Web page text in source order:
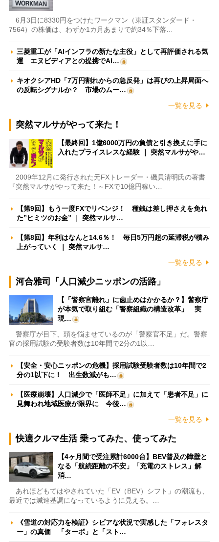
6月3日に8330円をつけたワークマン（東証スタンダード・
7564）の株価は、わずか1カ月あまりで約34％下落…
三菱重工が「AIインフラの新たな主役」として再評価される気
運 エヌビディアとの提携でAI…
キオクシアHD「7万円割れからの急反発」は再びの上昇局面へ
の反転シグナルか？ 市場のムー…
一覧を見る
突然マルサがやって来た！
【最終回】1億6000万円の負債と引き換えに手に
入れたプライスレスな経験 ｜ 突然マルサがや…
2009年12月に発行された元FXトレーダー・磯貝清明氏の著書
『突然マルサがやって来た！～FXで10億円稼い…
【第9回】もう一度FXでリベンジ！ 種銭は差し押さえを免れ
た”ヒミツのお金” ｜ 突然マルサ…
【第8回】年利はなんと14.6％！ 毎日5万円超の延滞税が積み
上がっていく ｜ 突然マルサ…
一覧を見る
河合雅司「人口減少ニッポンの活路」
【「警察官離れ」に歯止めはかかるか？】警察庁
が本気で取り組む「警察組織の構造改革」 実
現…
警察庁が目下、頭を悩ませているのが「警察官不足」だ。警察
官の採用試験の受験者数は10年間で2分の1以…
【安全・安心ニッポンの危機】採用試験受験者数は10年間で2
分の1以下に！ 出生数減がも…
【医療崩壊】人口減少で「医師不足」に加えて「患者不足」に
見舞われ地域医療が限界に 今後…
一覧を見る
快適クルマ生活 乗ってみた、使ってみた
【4ヶ月間で受注累計6000台】BEV普及の障壁と
なる「航続距離の不安」「充電のストレス」解
消…
あれほどもてはやされていた「EV（BEV）シフト」の潮流も、
最近では減速基調になっているように見える。…
《雪道の対応力を検証》シビアな状況で実感した「フォレスタ
ー」の真価 「ターボ」と「スト…